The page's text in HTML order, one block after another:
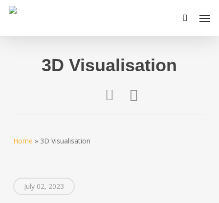
Skip
3D Visualisation
Home » 3D Visualisation
July 02, 2023